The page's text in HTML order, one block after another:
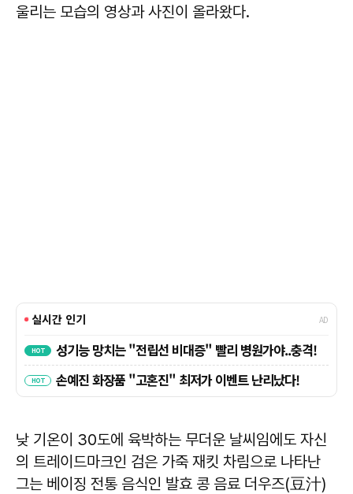
울리는 모습의 영상과 사진이 올라왔다.
낮 기온이 30도에 육박하는 무더운 날씨임에도 자신
의 트레이드마크인 검은 가죽 재킷 차림으로 나타난
그는 베이징 전통 음식인 발효 콩 음료 더우즈(豆汁)